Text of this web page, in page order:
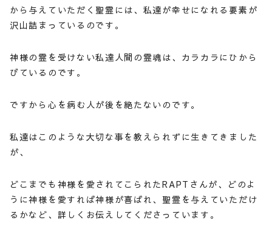
から与えていただく聖霊には、私達が幸せになれる要素が
沢山詰まっているのです。
神様の霊を受けない私達人間の霊魂は、カラカラにひから
びているのです。
ですから心を病む人が後を絶たないのです。
私達はこのような大切な事を教えられずに生きてきました
が、
どこまでも神様を愛されてこられたRAPTさんが、どのよ
うに神様を愛すれば神様が喜ばれ、聖霊を与えていただけ
るかなど、詳しくお伝えしてくださっています。